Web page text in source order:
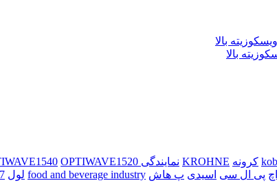
بالا
کرونه KROHNE نمایندگی kobold OPTIWAVE1520
پی ال سی اسیدی پ هاش food and beverage industry لول